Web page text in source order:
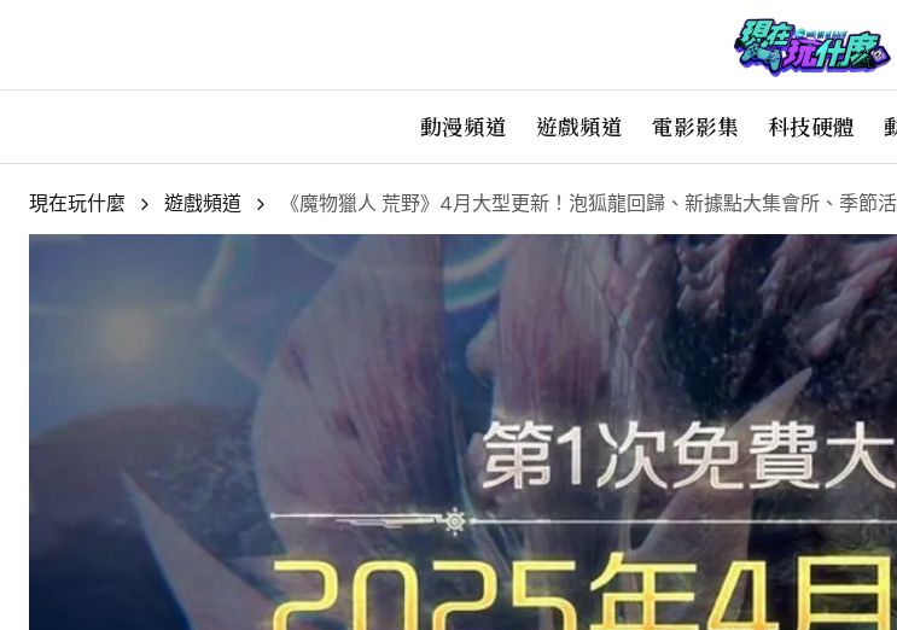
動漫頻道 遊戲頻道 電影影集 科技硬體
現在玩什麼 遊戲頻道 《魔物獵人 荒野》4月大型更新！泡狐龍回歸、新據點大集會所、季節